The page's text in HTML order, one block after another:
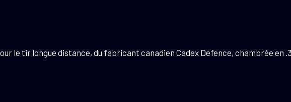
le tir longue distance, du fabricant canadien Cadex Defence, chambrée en